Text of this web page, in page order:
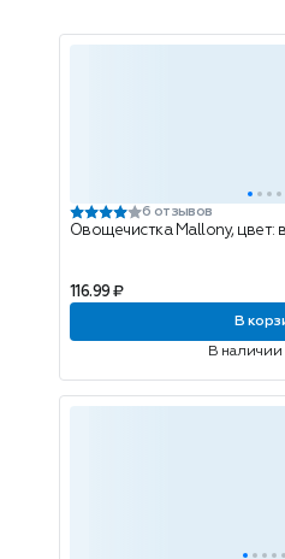
6 отзывов
Овощечистка Mallony, цвет:
116.99 ₽
В
В наличии